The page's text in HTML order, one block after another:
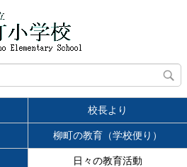
校長より
柳町の教育（学校便り）
日々の教育活動